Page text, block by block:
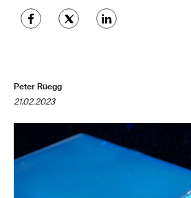
Peter Rüegg
21.02.2023